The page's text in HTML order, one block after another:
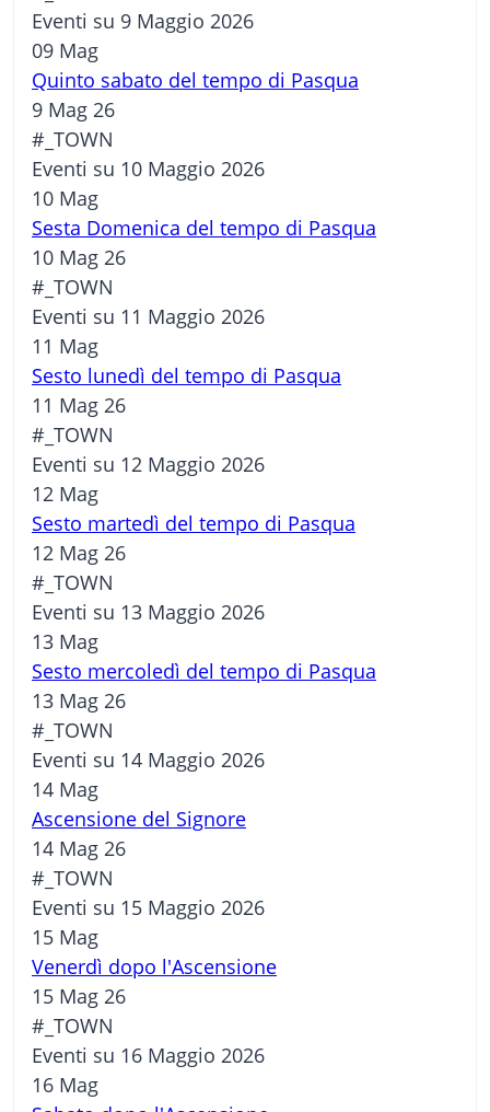
Eventi su 9 Maggio 2026
09 Mag
Quinto sabato del tempo di Pasqua
9 Mag 26
#_TOWN
Eventi su 10 Maggio 2026
10 Mag
Sesta Domenica del tempo di Pasqua
10 Mag 26
#_TOWN
Eventi su 11 Maggio 2026
11 Mag
Sesto lunedì del tempo di Pasqua
11 Mag 26
#_TOWN
Eventi su 12 Maggio 2026
12 Mag
Sesto martedì del tempo di Pasqua
12 Mag 26
#_TOWN
Eventi su 13 Maggio 2026
13 Mag
Sesto mercoledì del tempo di Pasqua
13 Mag 26
#_TOWN
Eventi su 14 Maggio 2026
14 Mag
Ascensione del Signore
14 Mag 26
#_TOWN
Eventi su 15 Maggio 2026
15 Mag
Venerdì dopo l'Ascensione
15 Mag 26
#_TOWN
Eventi su 16 Maggio 2026
16 Mag